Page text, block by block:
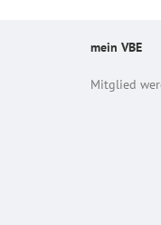
mein VBE
Mitglied